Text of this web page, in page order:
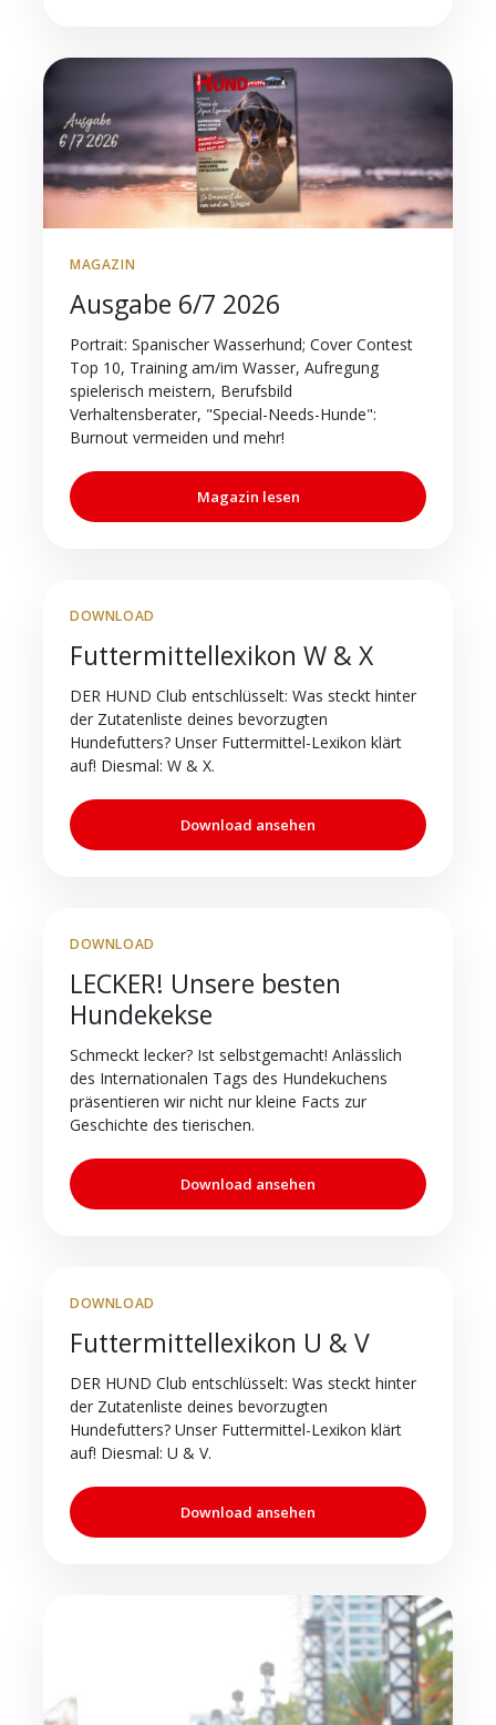
MAGAZIN
Ausgabe 6/7 2026
Portrait: Spanischer Wasserhund; Cover Contest
Top 10, Training am/im Wasser, Aufregung
spielerisch meistern, Berufsbild
Verhaltensberater, "Special-Needs-Hunde":
Burnout vermeiden und mehr!
Magazin lesen
DOWNLOAD
Futtermittellexikon W & X
DER HUND Club entschlüsselt: Was steckt hinter
der Zutatenliste deines bevorzugten
Hundefutters? Unser Futtermittel-Lexikon klärt
auf! Diesmal: W & X.
Download ansehen
DOWNLOAD
LECKER! Unsere besten
Hundekekse
Schmeckt lecker? Ist selbstgemacht! Anlässlich
des Internationalen Tags des Hundekuchens
präsentieren wir nicht nur kleine Facts zur
Geschichte des tierischen.
Download ansehen
DOWNLOAD
Futtermittellexikon U & V
DER HUND Club entschlüsselt: Was steckt hinter
der Zutatenliste deines bevorzugten
Hundefutters? Unser Futtermittel-Lexikon klärt
auf! Diesmal: U & V.
Download ansehen